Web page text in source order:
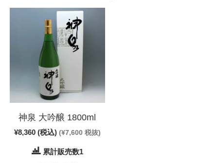
神泉 大吟醸 1800ml
¥8,360(税込) (¥7,600税抜)
累計販売数1